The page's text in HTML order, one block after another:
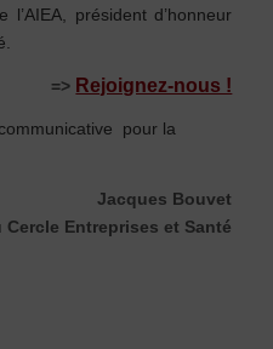
président d’honneur
=> Rejoignez-nous !
pour la
Jacques Bouvet
Cercle Entreprises et Santé